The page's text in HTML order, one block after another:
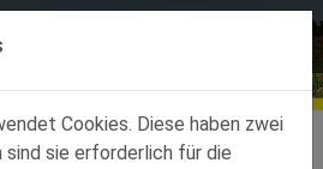
springen
Cookies. Diese haben zwei
sind sie erforderlich für die